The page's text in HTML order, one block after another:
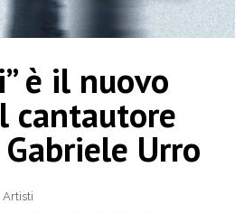
è il nuovo
cantautore
Urro
Artisti